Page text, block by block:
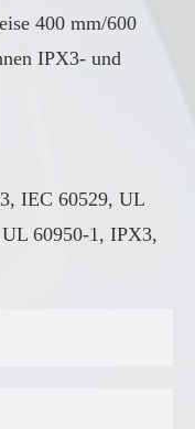
400 mm/600
IPX3- und
IEC 60529, UL
60950-1, IPX3,